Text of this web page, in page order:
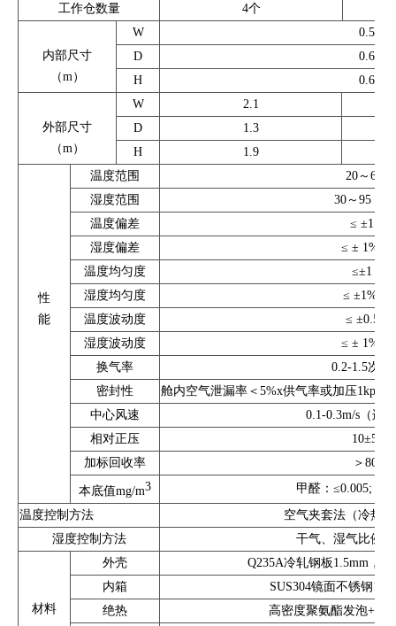
工作仓数量
4个
内部尺寸
（m）
W
0.52
D
0.65
H
0.60
外部尺寸
（m）
W
2.1
D
1.3
H
1.9
性
能
温度范围
20～60℃
湿度范围
30～95 %
温度偏差
≤ ±1 ℃
湿度偏差
≤ ± 1%
温度均匀度
≤±1 ℃
湿度均匀度
≤ ±1%
温度波动度
≤ ±0.5 ℃
湿度波动度
≤ ± 1%
换气率
0.2-1.5次/
密封性
舱内空气泄漏率＜5%x供气率或加压1kpa
中心风速
0.1-0.3m/s（连
相对正压
10±5pa
加标回收率
＞80%
本底值mg/m3
甲醛：≤0.005;
温度控制方法
空气夹套法（冷热
湿度控制方法
干气、湿气比例
材料
外壳
Q235A冷轧钢板1.5mm，
内箱
SUS304镜面不锈钢
绝热
高密度聚氨酯发泡